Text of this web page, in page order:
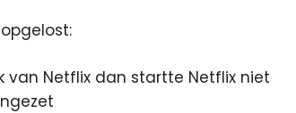
van Netflix dan startte Netflix niet